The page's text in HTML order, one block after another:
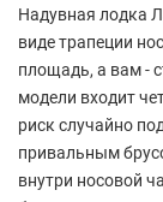
Надувная лодка
виде трапеции
площадь, а вам -
модели входит
риск случайно
привальным
внутри носовой